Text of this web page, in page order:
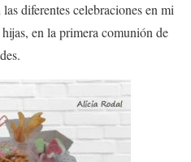
diferentes celebraciones en mi
en la primera comunión de